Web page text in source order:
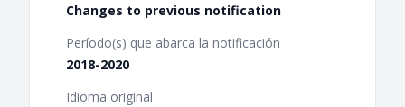
Changes to previous notification
Período(s) que abarca la notificación
2018-2020
Idioma original